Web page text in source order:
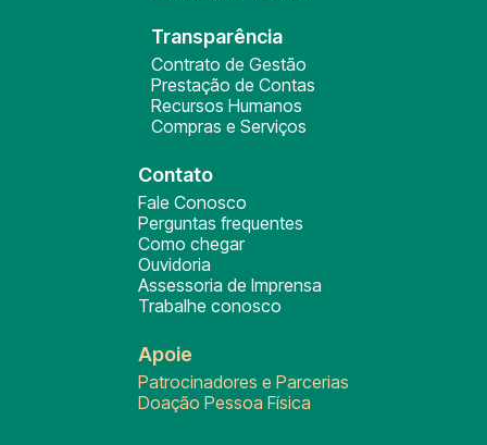
Transparência
Contrato de Gestão
Prestação de Contas
Recursos Humanos
Compras e Serviços
Contato
Fale Conosco
Perguntas frequentes
Como chegar
Ouvidoria
Assessoria de Imprensa
Trabalhe conosco
Apoie
Patrocinadores e Parcerias
Doação Pessoa Física